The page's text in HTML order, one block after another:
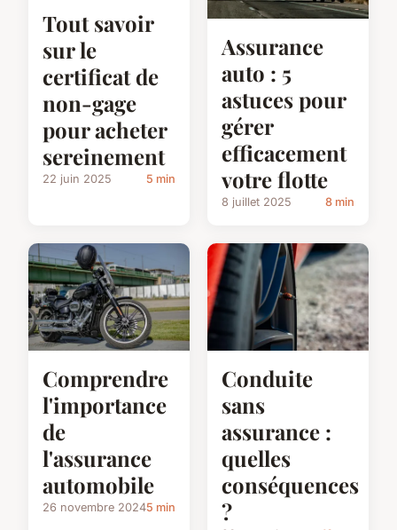
Tout savoir
sur le
certificat de
non-gage
pour acheter
sereinement
22 juin 2025 5 min
Assurance
auto : 5
astuces pour
gérer
efficacement
votre flotte
8 juillet 2025 8 min
Comprendre
l'importance
de
l'assurance
automobile
26 novembre 20245 min
Conduite
sans
assurance :
quelles
conséquences
?